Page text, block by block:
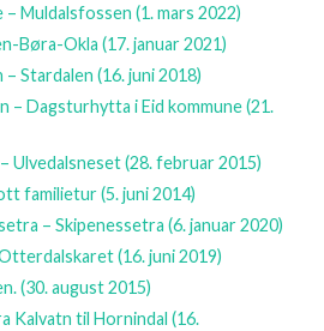
– Muldalsfossen(1. mars 2022)
Børa-Okla(17. januar 2021)
– Stardalen(16. juni 2018)
– Dagsturhytta i Eid kommune(21.
Ulvedalsneset(28. februar 2015)
familietur(5. juni 2014)
– Skipenessetra(6. januar 2020)
(16. juni 2019)
(30. august 2015)
Kalvatn til Hornindal(16.